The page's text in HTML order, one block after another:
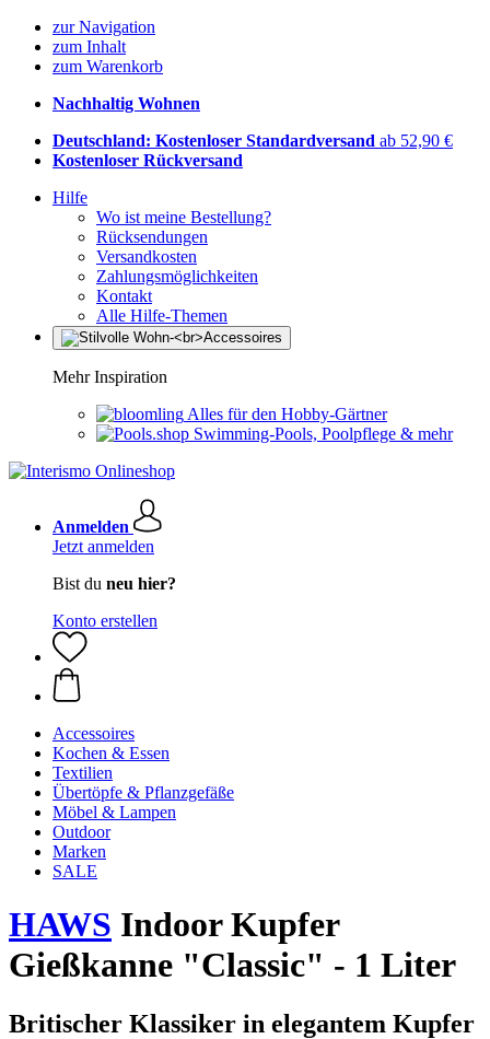
zur Navigation
zum Inhalt
zum Warenkorb
Nachhaltig Wohnen
Deutschland: Kostenloser Standardversand ab 52,90 €
Kostenloser Rückversand
Hilfe
Wo ist meine Bestellung?
Rücksendungen
Versandkosten
Zahlungsmöglichkeiten
Kontakt
Alle Hilfe-Themen
Mehr Inspiration
Alles für den Hobby-Gärtner
Swimming-Pools, Poolpflege & mehr
Anmelden
Jetzt anmelden
Bist du neu hier?
Konto erstellen
Accessoires
Kochen & Essen
Textilien
Übertöpfe & Pflanzgefäße
Möbel & Lampen
Outdoor
Marken
SALE
HAWS Indoor Kupfer
Gießkanne "Classic" - 1 Liter
Britischer Klassiker in elegantem Kupfer